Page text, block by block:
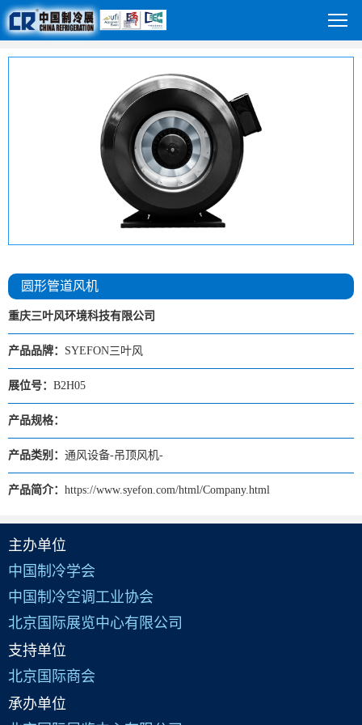
圆形管道风机
重庆三叶风环境科技有限公司
产品品牌： SYEFON三叶风
展位号： B2H05
产品规格：
产品类别： 通风设备-吊顶风机-
产品简介： https://www.syefon.com/html/Company.html
主办单位
中国制冷学会
中国制冷空调工业协会
北京国际展览中心有限公司
支持单位
北京国际商会
承办单位